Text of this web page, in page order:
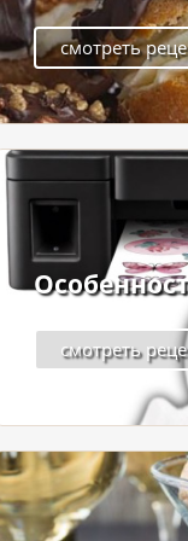
смотреть
смотреть